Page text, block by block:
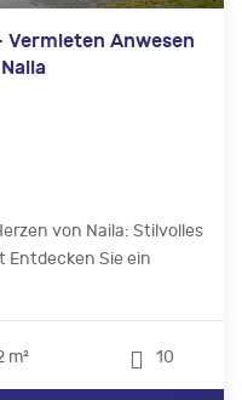
Anwesen
von Naila: Stilvolles
Entdecken Sie ein
m² 10